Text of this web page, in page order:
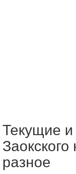
Текущие
разное